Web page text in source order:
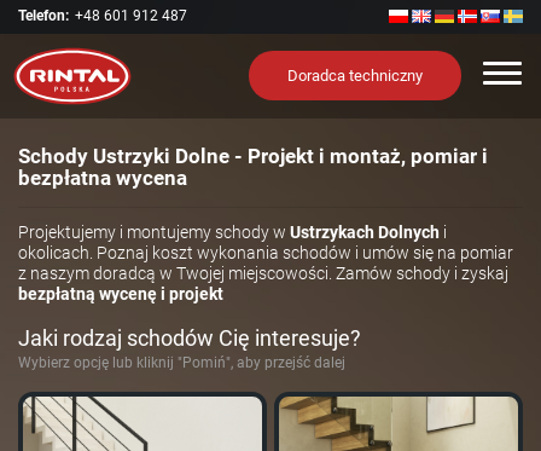
Telefon: +48 601 912 487
Doradca techniczny
Schody Ustrzyki Dolne - Projekt i montaż, pomiar i
bezpłatna wycena
Projektujemy i montujemy schody w Ustrzykach Dolnych i
okolicach. Poznaj koszt wykonania schodów i umów się na pomiar
z naszym doradcą w Twojej miejscowości. Zamów schody i zyskaj
bezpłatną wycenę i projekt
Jaki rodzaj schodów Cię interesuje?
Wybierz opcję lub kliknij "Pomiń", aby przejść dalej